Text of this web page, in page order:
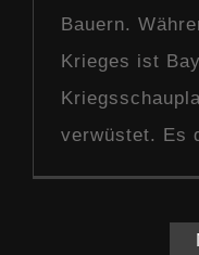
Bauern.
Krieges ist
verwüstet. Es